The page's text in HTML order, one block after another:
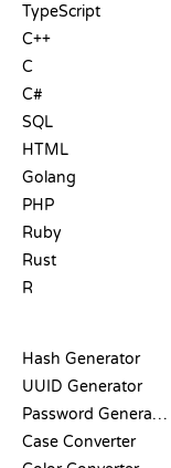
TypeScript
C++
C
C#
SQL
HTML
Golang
PHP
Ruby
Rust
R
Hash Generator
UUID Generator
Password Generator
Case Converter